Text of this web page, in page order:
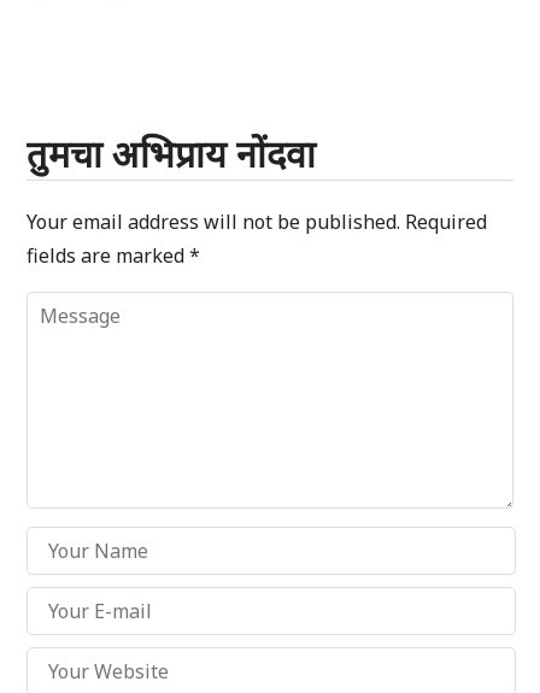
तुमचा अभिप्राय नोंदवा
Your email address will not be published. Required
fields are marked*